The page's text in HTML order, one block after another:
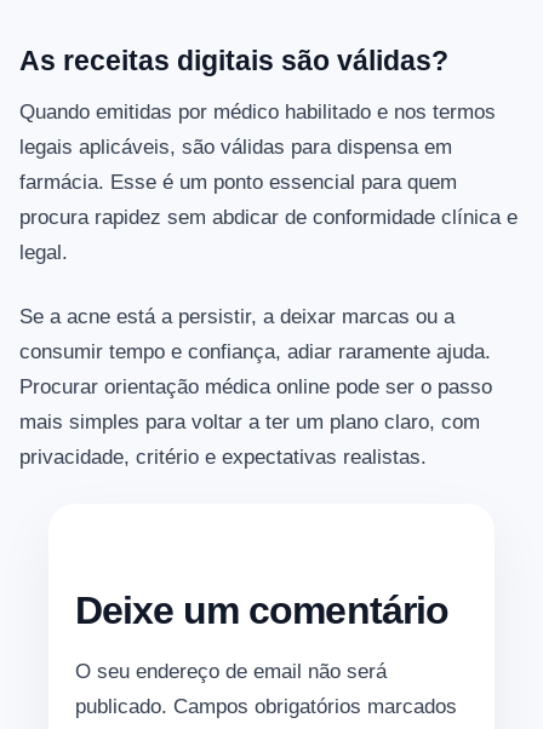
As receitas digitais são válidas?
Quando emitidas por médico habilitado e nos termos
legais aplicáveis, são válidas para dispensa em
farmácia. Esse é um ponto essencial para quem
procura rapidez sem abdicar de conformidade clínica e
legal.
Se a acne está a persistir, a deixar marcas ou a
consumir tempo e confiança, adiar raramente ajuda.
Procurar orientação médica online pode ser o passo
mais simples para voltar a ter um plano claro, com
privacidade, critério e expectativas realistas.
Deixe um comentário
O seu endereço de email não será
publicado. Campos obrigatórios marcados